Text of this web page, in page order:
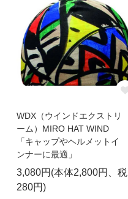
WDX（ウインドエクストリ
ーム）MIRO HAT WIND
「キャップやヘルメットイ
ンナーに最適」
3,080円(本体2,800円、税
280円)